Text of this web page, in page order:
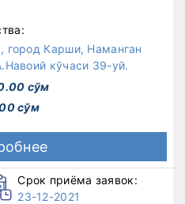
город Карши, Наманган
кўчаси 39-уй.
сўм
сўм
Срок приёма заявок:
23-12-2021